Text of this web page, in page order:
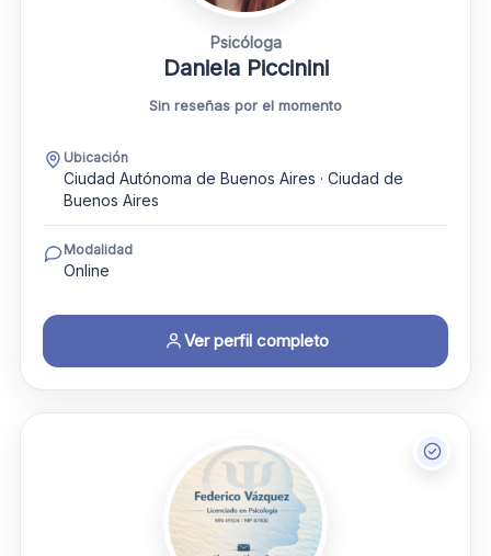
Psicóloga
Daniela Piccinini
Sin reseñas por el momento
Ubicación
Ciudad Autónoma de Buenos Aires · Ciudad de
Buenos Aires
Modalidad
Online
Ver perfil completo